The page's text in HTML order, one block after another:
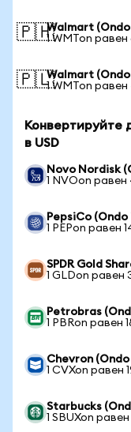
🇵🇭Walmart
1 WMTon
🇵🇱Walmart
1 WMTon равен
Конвертируйте
в USD
Novo Nordisk
1 NVOon равен
PepsiCo
1 PEPon равен
SPDR Gold
1 GLDon равен
Petrobras
1 PBRon равен
Chevron
1 CVXon равен
Starbucks
1 SBUXon